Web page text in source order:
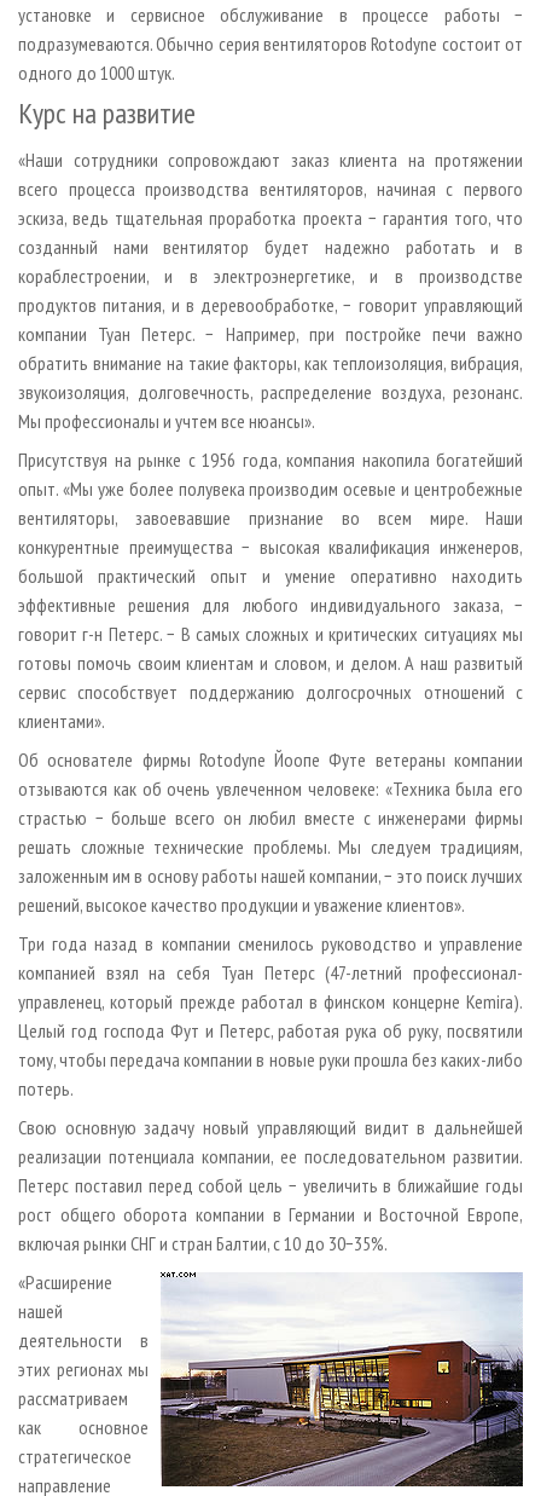
установке и сервисное обслуживание в процессе работы −
подразумеваются. Обычно серия вентиляторов Rotodyne состоит от
одного до 1000 штук.
Курс на развитие
«Наши сотрудники сопровождают заказ клиента на протяжении
всего процесса производства вентиляторов, начиная с первого
эскиза, ведь тщательная проработка проекта − гарантия того, что
созданный нами вентилятор будет надежно работать и в
кораблестроении, и в электроэнергетике, и в производстве
продуктов питания, и в деревообработке, − говорит управляющий
компании Туан Петерс. − Например, при постройке печи важно
обратить внимание на такие факторы, как теплоизоляция, вибрация,
звукоизоляция, долговечность, распределение воздуха, резонанс.
Мы профессионалы и учтем все нюансы».
Присутствуя на рынке с 1956 года, компания накопила богатейший
опыт. «Мы уже более полувека производим осевые и центробежные
вентиляторы, завоевавшие признание во всем мире. Наши
конкурентные преимущества − высокая квалификация инженеров,
большой практический опыт и умение оперативно находить
эффективные решения для любого индивидуального заказа, −
говорит г-н Петерс. − В самых сложных и критических ситуациях мы
готовы помочь своим клиентам и словом, и делом. А наш развитый
сервис способствует поддержанию долгосрочных отношений с
клиентами».
Об основателе фирмы Rotodyne Йоопе Футе ветераны компании
отзываются как об очень увлеченном человеке: «Техника была его
страстью − больше всего он любил вместе с инженерами фирмы
решать сложные технические проблемы. Мы следуем традициям,
заложенным им в основу работы нашей компании, − это поиск лучших
решений, высокое качество продукции и уважение клиентов».
Три года назад в компании сменилось руководство и управление
компанией взял на себя Туан Петерс (47-летний профессионал-
управленец, который прежде работал в финском концерне Kemira).
Целый год господа Фут и Петерс, работая рука об руку, посвятили
тому, чтобы передача компании в новые руки прошла без каких-либо
потерь.
Свою основную задачу новый управляющий видит в дальнейшей
реализации потенциала компании, ее последовательном развитии.
Петерс поставил перед собой цель − увеличить в ближайшие годы
рост общего оборота компании в Германии и Восточной Европе,
включая рынки СНГ и стран Балтии, с 10 до 30−35%.
«Расширение
нашей
деятельности в
этих регионах мы
рассматриваем
как основное
стратегическое
направление